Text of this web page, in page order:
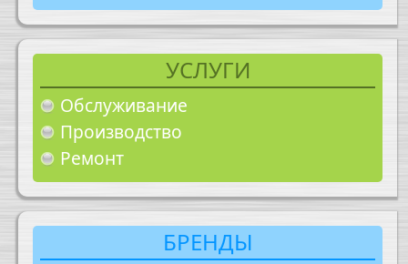
УСЛУГИ
Обслуживание
Производство
Ремонт
БРЕНДЫ